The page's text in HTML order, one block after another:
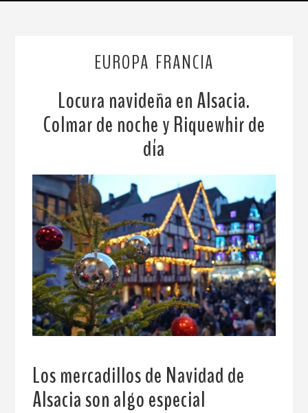
EUROPA FRANCIA
Locura navideña en Alsacia.
Colmar de noche y Riquewhir de
día
Los mercadillos de Navidad de
Alsacia son algo especial